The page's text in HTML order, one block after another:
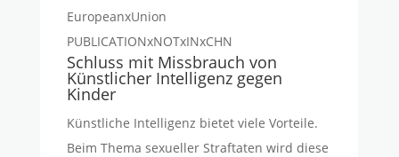
EuropeanxUnion
PUBLICATIONxNOTxINxCHN
Schluss mit Missbrauch von
Künstlicher Intelligenz gegen
Kinder
Künstliche Intelligenz bietet viele Vorteile.
Beim Thema sexueller Straftaten wird diese